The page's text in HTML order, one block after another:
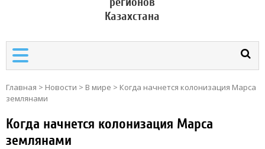
Казахстана
Главная > Новости > В мире > Когда начнется колонизация Марса
землянами
Когда начнется колонизация Марса
землянами